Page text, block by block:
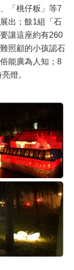
「桃仔粄」等7
出；餘1組「石
讓這座約有260
照顧的小孩認石
能廣為人知；8
時亮燈。